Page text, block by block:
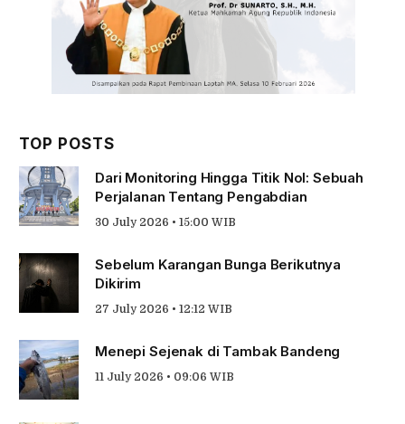
TOP POSTS
Dari Monitoring Hingga Titik Nol: Sebuah
Perjalanan Tentang Pengabdian
30 July 2026 • 15:00 WIB
Sebelum Karangan Bunga Berikutnya
Dikirim
27 July 2026 • 12:12 WIB
Menepi Sejenak di Tambak Bandeng
11 July 2026 • 09:06 WIB